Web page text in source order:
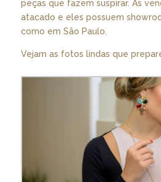
peças que fazem suspirar. As
atacado e eles possuem
como em São Paulo.
Vejam as fotos lindas que